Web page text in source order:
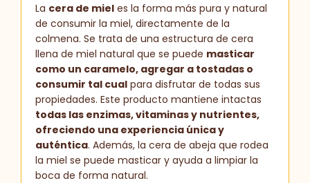
La cera de mieles la forma más pura y natural
de consumir la miel, directamente de la
colmena. Se trata de una estructura de cera
llena de miel natural que se puede masticar
como un caramelo, agregar a tostadas o
consumir tal cualpara disfrutar de todas sus
propiedades. Este producto mantiene intactas
todas las enzimas, vitaminas y nutrientes,
ofreciendo una experiencia única y
auténtica. Además, la cera de abeja que rodea
la miel se puede masticar y ayuda a limpiar la
boca de forma natural.